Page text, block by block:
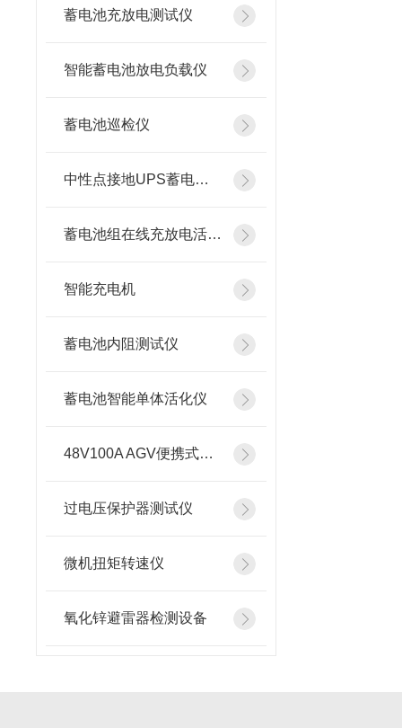
蓄电池充放电测试仪
智能蓄电池放电负载仪
蓄电池巡检仪
中性点接地UPS蓄电池在线测试仪
蓄电池组在线充放电活化设备
智能充电机
蓄电池内阻测试仪
蓄电池智能单体活化仪
48V100A AGV便携式智能充电机
过电压保护器测试仪
微机扭矩转速仪
氧化锌避雷器检测设备